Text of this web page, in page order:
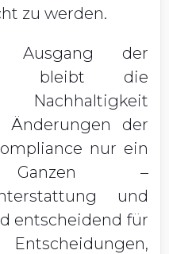
zu werden.
Ausgang der
bleibt die
Nachhaltigkeit
Änderungen der
nur ein
–
und
entscheidend für